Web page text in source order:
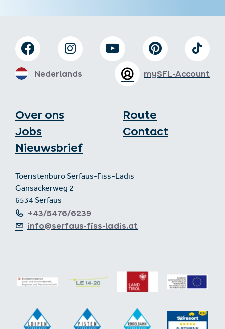
Over ons
Jobs
Nieuwsbrief
Route
Contact
Toeristenburo Serfaus-Fiss-Ladis
Gänsackerweg 2
6534 Serfaus
+43/5476/6239
info@serfaus-fiss-ladis.at
mySFL-Account
Nederlands